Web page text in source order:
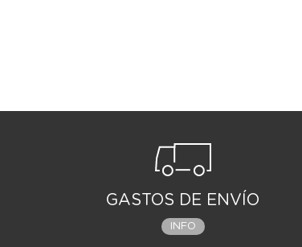
GASTOS DE ENVÍO
INFO